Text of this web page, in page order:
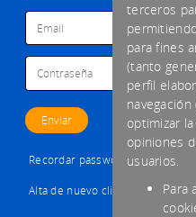
Recordar password
Alta de nuevo cliente
terceros
para fines
(tanto
perfil
optimizar
opiniones
usuarios.
Para